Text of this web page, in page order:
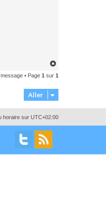
u
message • Page 1 sur 1
Aller
horaire sur UTC+02:00